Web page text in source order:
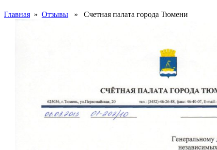
Главная » Отзывы » Счетная палата города Тюмени